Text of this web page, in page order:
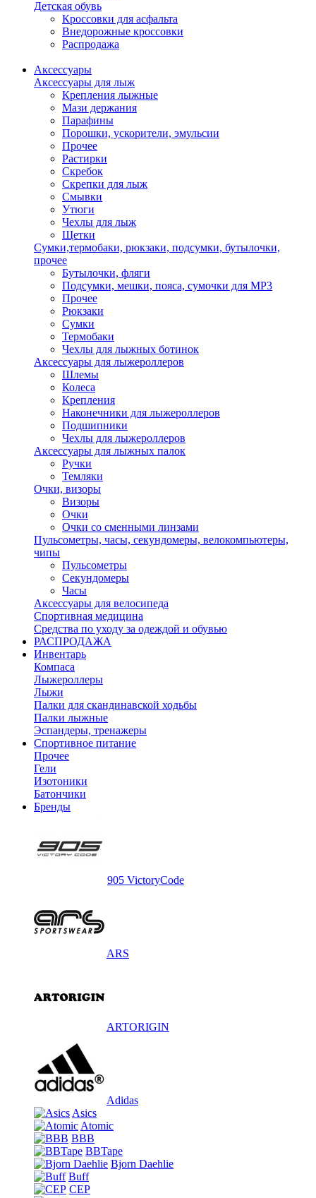
Детская обувь
Кроссовки для асфальта
Внедорожные кроссовки
Распродажа
Аксессуары
Аксессуары для лыж
Крепления лыжные
Мази держания
Парафины
Порошки, ускорители, эмульсии
Прочее
Растирки
Скребок
Скрепки для лыж
Смывки
Утюги
Чехлы для лыж
Щетки
Сумки,термобаки, рюкзаки, подсумки, бутылочки,
прочее
Бутылочки, фляги
Подсумки, мешки, пояса, сумочки для MP3
Прочее
Рюкзаки
Сумки
Термобаки
Чехлы для лыжных ботинок
Аксессуары для лыжероллеров
Шлемы
Колеса
Крепления
Наконечники для лыжероллеров
Подшипники
Чехлы для лыжероллеров
Аксессуары для лыжных палок
Ручки
Темляки
Очки, визоры
Визоры
Очки
Очки со сменными линзами
Пульсометры, часы, секундомеры, велокомпьютеры,
чипы
Пульсометры
Секундомеры
Часы
Аксессуары для велосипеда
Спортивная медицина
Средства по уходу за одеждой и обувью
РАСПРОДАЖА
Инвентарь
Компаса
Лыжероллеры
Лыжи
Палки для скандинавской ходьбы
Палки лыжные
Эспандеры, тренажеры
Спортивное питание
Прочее
Гели
Изотоники
Батончики
Бренды
905 VictoryCode
ARS
ARTORIGIN
Adidas
Asics
Atomic
BBB
BBTape
Bjorn Daehlie
Buff
CEP